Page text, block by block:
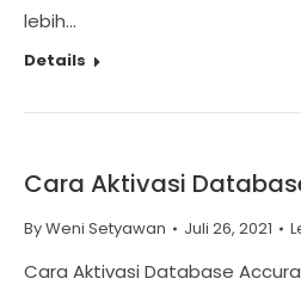
lebih…
Details
Cara Aktivasi
ByWeni Setyawan Juli 26, 2021
Cara Aktivasi Database